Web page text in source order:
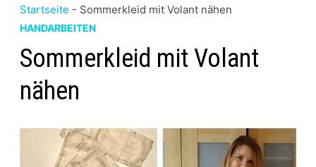
Startseite - Sommerkleid mit Volant nähen
HANDARBEITEN
Sommerkleid mit Volant
nähen